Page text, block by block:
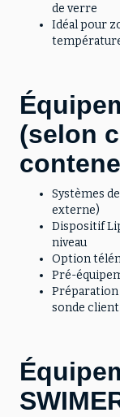
de verre
Idéal pour
(selon
Systèmes
externe)
Dispositif
niveau
Option
Pré-
Préparation
sonde client